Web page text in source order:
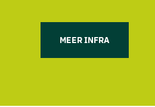
MEER INFRA